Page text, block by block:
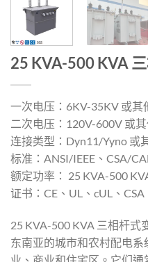
25 KVA-500 KVA
一次电压：6KV-35KV 或其
二次电压：120V-600V 或
连接类型：Dyn11/Yyno 或
标准：ANSI/IEEE、CSA/
额定功率： 25 KVA-500
证书：CE、UL、cUL、CSA
25 KVA-500 KVA 三相杆式
东南亚的城市和农村配电
业、商业和住宅区。它们